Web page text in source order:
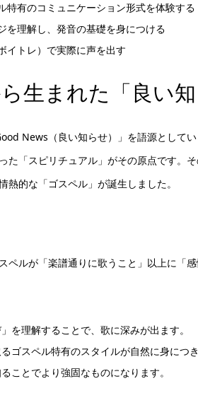
特有のコミュニケーション形式を体験する
を理解し、発音の基礎を身につける
イトレ）で実際に声を出す
生まれた「良い知
News（良い知らせ）」を語源として
た「スピリチュアル」がその原点です。
的な「ゴスペル」が誕生しました。
ルが「楽譜通りに歌うこと」以上に「
を理解することで、歌に深みが出ます。
ゴスペル特有のスタイルが自然に身につき
ことでより強固なものになります。